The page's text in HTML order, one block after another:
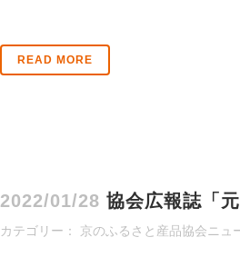
READ MORE
2022/01/28 協会広報誌「
カテゴリー： 京のふるさと産品協会ニュ